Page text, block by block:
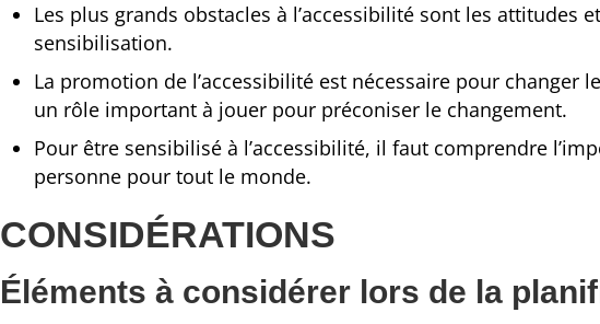
Les plus grands obstacles à l’accessibilité sont les attitudes
sensibilisation.
La promotion de l’accessibilité est nécessaire pour changer
un rôle important à jouer pour préconiser le changement.
Pour être sensibilisé à l’accessibilité, il faut comprendre
personne pour tout le monde.
CONSIDÉRATIONS
Éléments à considérer lors de la